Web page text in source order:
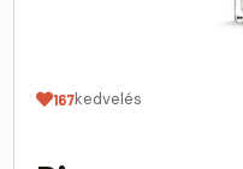
167kedvelés